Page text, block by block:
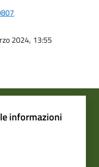
2024, 13:55
informazioni